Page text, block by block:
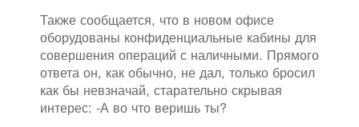
Также сообщается, что в новом офисе
оборудованы конфиденциальные кабины для
совершения операций с наличными. Прямого
ответа он, как обычно, не дал, только бросил
как бы невзначай, старательно скрывая
интерес: -А во что веришь ты?